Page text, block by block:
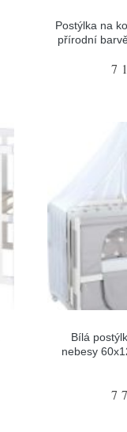
Postýlka na
přírodní
7
Bílá
nebesy
7